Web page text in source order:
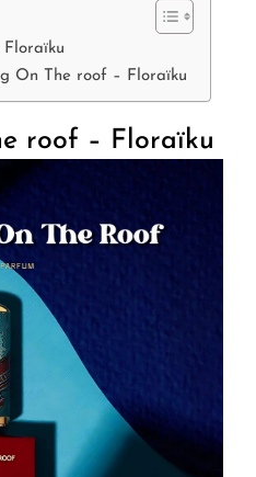
On The roof – Floraïku
roof – Floraïku